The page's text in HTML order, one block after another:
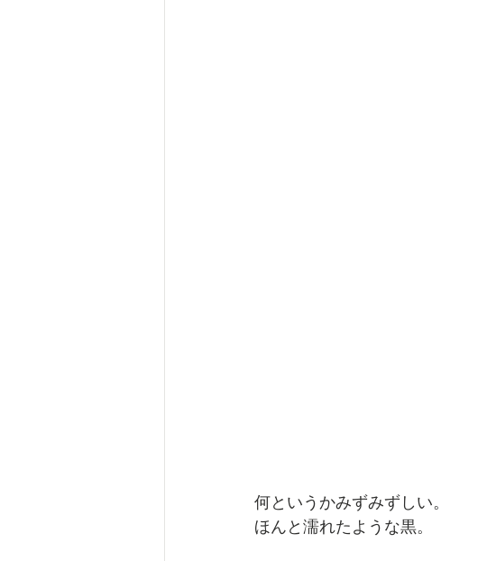
何というかみずみずしい。
ほんと濡れたような黒。